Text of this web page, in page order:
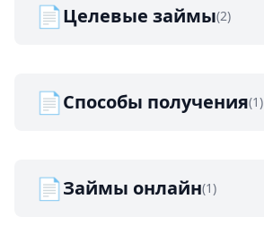
📄Целевые займы(2)
📄Способы получения(1)
📄Займы онлайн(1)